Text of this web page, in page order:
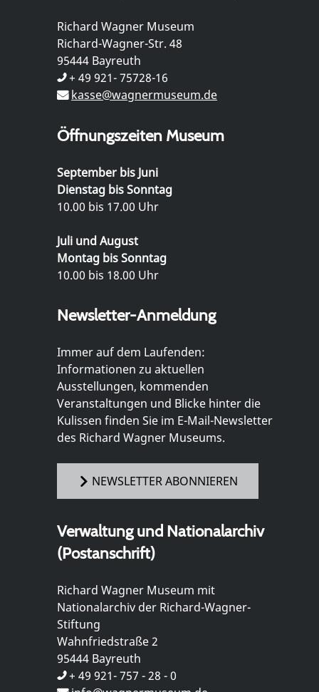
Richard Wagner Museum
Richard-Wagner-Str. 48
95444 Bayreuth
+ 49 921- 75728-16
kasse@wagnermuseum.de
Öffnungszeiten Museum
September bis Juni
Dienstag bis Sonntag
10.00 bis 17.00 Uhr
Juli und August
Montag bis Sonntag
10.00 bis 18.00 Uhr
Newsletter-Anmeldung
Immer auf dem Laufenden:
Informationen zu aktuellen
Ausstellungen, kommenden
Veranstaltungen und Blicke hinter die
Kulissen finden Sie im E-Mail-Newsletter
des Richard Wagner Museums.
NEWSLETTER ABONNIEREN
Verwaltung und Nationalarchiv
(Postanschrift)
Richard Wagner Museum mit
Nationalarchiv der Richard-Wagner-
Stiftung
Wahnfriedstraße 2
95444 Bayreuth
+ 49 921- 757 - 28 - 0